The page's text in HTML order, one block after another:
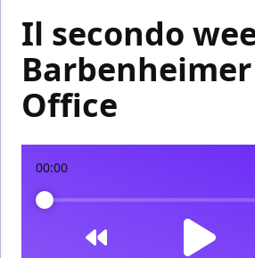
Il secondo
Office
00:00